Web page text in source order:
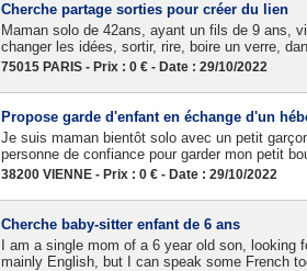
Cherche partage sorties pour créer du lien
Maman solo de 42ans, ayant un fils de 9 ans,
changer les idées, sortir, rire, boire un verre,
75015 PARIS - Prix : 0 € - Date : 29/10/2022
Propose garde d'enfant en échange d'un
Je suis maman bientôt solo avec un petit
personne de confiance pour garder mon petit
38200 VIENNE - Prix : 0 € - Date : 29/10/2022
Cherche baby-sitter enfant de 6 ans
I am a single mom of a 6 year old son,
mainly English, but I can speak some French